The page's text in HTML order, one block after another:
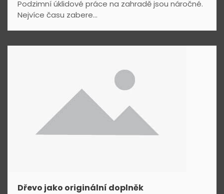
ě
v
Podzimní úklidové práce na zahradě jsou náročné.
Nejvíce času zabere...
Dřevo jako originální doplněk